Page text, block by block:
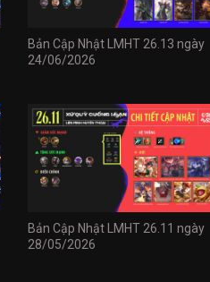
Bản Cập Nhật LMHT 26.13 ngày
24/06/2026
Bản Cập Nhật LMHT 26.11 ngày
28/05/2026